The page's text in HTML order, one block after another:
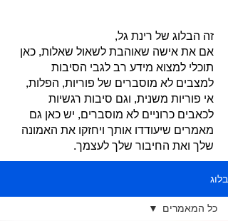
זה הבלוג של רינת גל,
אם את אישה שאוהבת לשאול שאלות, כאן
תוכלי למצוא מידע רב לגבי הסיבות
למצבים לא מוסברים של פוריות, הפלות,
אי פוריות משנית, וגם סיבות רגשיות
לכאבים כרוניים לא מוסברים, יש כאן גם
מאמרים שיעודדו אותך ויחזקו את האמונה
שלך ואת החיבור שלך לעצמך.
בלוג
כל המאמרים